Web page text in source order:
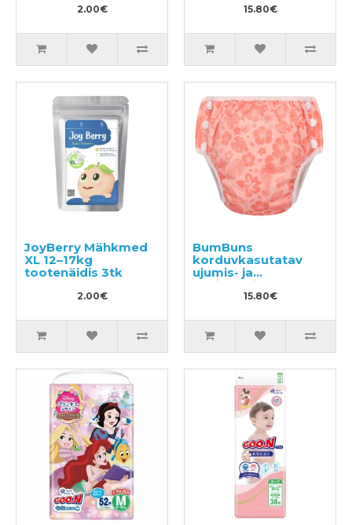
2.00€
S 8–11kg15.80€
JoyBerry Mähkmed
XL 12–17kg
tootenäidis 3tk
2.00€
BumBuns
korduvkasutatav
ujumis- ja
potitreeningu mähe
S 8–11kg15.80€